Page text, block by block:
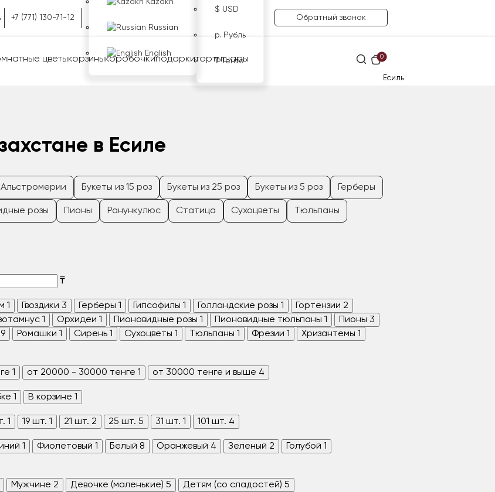
+7 (771) 130-71-12
Kazakh
Russian
English
$ USD
р. Рубль
₸ Тенге
Обратный звонок
цветыкорзиныкоробочкиподаркитортышары 0
Есиль
в Есиле
Альстромерии Букеты из 15 роз Букеты из 25 роз Букеты из 5 роз Герберы
розы Пионы Ранункулюс Статица Сухоцветы Тюльпаны
₸
1 Гвоздики 3 Герберы 1 Гипсофилы 1 Голландские розы 1 Гортензии 2
1 Орхидеи 1 Пионовидные розы 1 Пионовидные тюльпаны 1 Пионы 3
Ромашки 1 Сирень 1 Сухоцветы 1 Тюльпаны 1 Фрезии 1 Хризантемы 1
1 от 20000 - 30000 тенге 1 от 30000 тенге и выше 4
1 В корзине 1
1 19 шт. 1 21 шт. 2 25 шт. 5 31 шт. 1 101 шт. 4
1 Фиолетовый 1 Белый 8 Оранжевый 4 Зеленый 2 Голубой 1
Мужчине 2 Девочке (маленькие) 5 Детям (со сладостей) 5